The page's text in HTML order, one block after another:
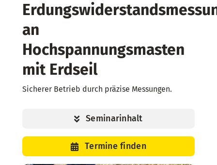
Unser Team
Katalog
an
Hochspannungsmasten
mit Erdseil
Sicherer Betrieb durch präzise Messungen.
Seminarinhalt
Termine finden